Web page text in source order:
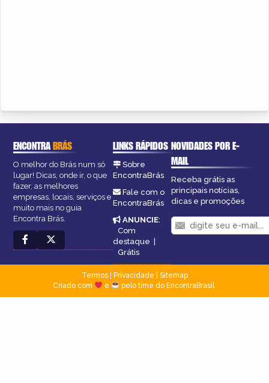
ENCONTRABRÁS
O melhor do Brás num só
lugar! Dicas, onde ir, o que
fazer, as melhores
empresas, locais, serviços e
muito mais no guia
Encontra Brás.
LINKS RÁPIDOS
Sobre
EncontraBrás
Fale com o
EncontraBrás
ANUNCIE:
Com
destaque |
Grátis
NOVIDADES POR E-
MAIL
Receba grátis as
principais notícias,
dicas e promoções
Termos| Privacidade
Sitemap
Criado com
e pelo time do EncontraBrasil